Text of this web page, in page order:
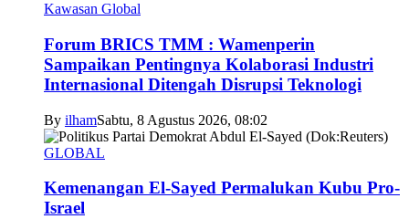
Kawasan Global
Forum BRICS TMM : Wamenperin
Sampaikan Pentingnya Kolaborasi Industri
Internasional Ditengah Disrupsi Teknologi
By ilhamSabtu, 8 Agustus 2026, 08:02
GLOBAL
Kemenangan El-Sayed Permalukan Kubu Pro-
Israel